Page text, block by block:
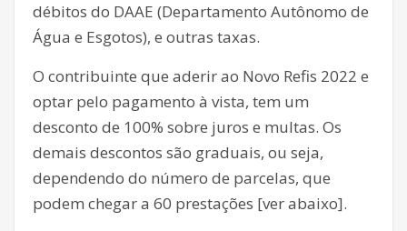
débitos do DAAE (Departamento Autônomo de
Água e Esgotos), e outras taxas.
O contribuinte que aderir ao Novo Refis 2022 e
optar pelo pagamento à vista, tem um
desconto de 100% sobre juros e multas. Os
demais descontos são graduais, ou seja,
dependendo do número de parcelas, que
podem chegar a 60 prestações [ver abaixo].